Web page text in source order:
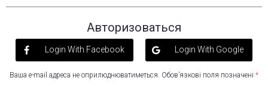
Авторизоваться
Login With Facebook Login With Google
Ваша e-mail адреса не оприлюднюватиметься. Обов’язкові поля позначені *